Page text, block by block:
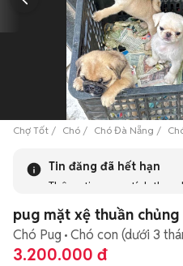
Chợ Tốt Chó Chó Đà Nẵng
Tin đăng đã hết hạn
Thông tin mang tính tham
tương tự khác dưới đây
pug mặt xệ thuần
Chó Pug Chó con (dưới 3
3.200.000 đ